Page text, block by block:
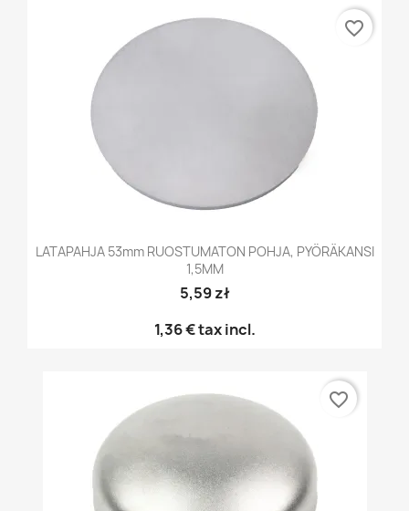
LATAPAHJA 53mm RUOSTUMATON POHJA, PYÖRÄKANSI
1,5MM
5,59 zł
1,36 €tax incl.
favorite_border
favorite_border